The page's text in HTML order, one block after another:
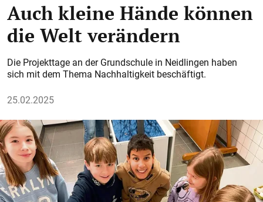
Auch kleine Hände können
die Welt verändern
Die Projekttage an der Grundschule in Neidlingen haben
sich mit dem Thema Nachhaltigkeit beschäftigt.
25.02.2025